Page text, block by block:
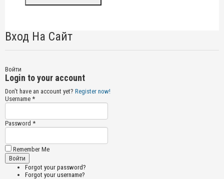
Вход На Сайт
Войти
Login to your account
Don't have an account yet? Register now!
Username *
Password *
Remember Me
Forgot your password?
Forgot your username?